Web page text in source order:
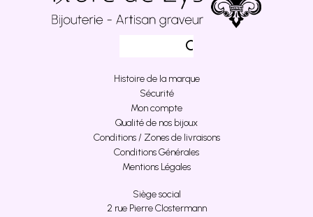
Histoire de la marque
Sécurité
Mon compte
Qualité de nos bijoux
Conditions / Zones de livraisons
Conditions Générales
Mentions Légales
Siège social
2 rue Pierre Clostermann